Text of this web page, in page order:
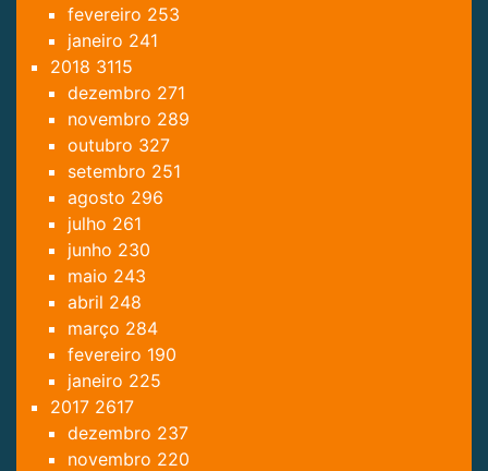
fevereiro 253
janeiro 241
2018 3115
dezembro 271
novembro 289
outubro 327
setembro 251
agosto 296
julho 261
junho 230
maio 243
abril 248
março 284
fevereiro 190
janeiro 225
2017 2617
dezembro 237
novembro 220